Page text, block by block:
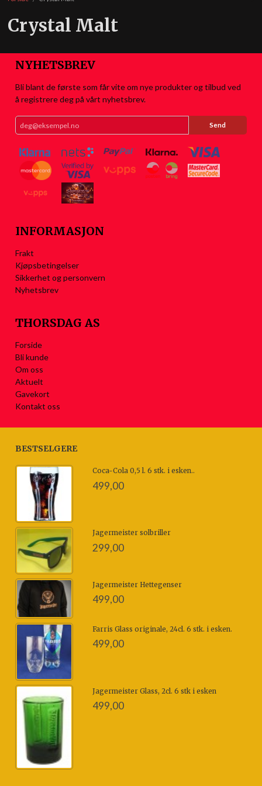
Crystal Malt
NYHETSBREV
Bli blant de første som får vite om nye produkter og tilbud ved
å registrere deg på vårt nyhetsbrev.
INFORMASJON
Frakt
Kjøpsbetingelser
Sikkerhet og personvern
Nyhetsbrev
THORSDAG AS
Forside
Bli kunde
Om oss
Aktuelt
Gavekort
Kontakt oss
BESTSELGERE
Coca-Cola 0,5 l. 6 stk. i esken..
499,00
Jagermeister solbriller
299,00
Jagermeister Hettegenser
499,00
Farris Glass originale, 24cl. 6 stk. i esken.
499,00
Jagermeister Glass, 2cl. 6 stk i esken
499,00